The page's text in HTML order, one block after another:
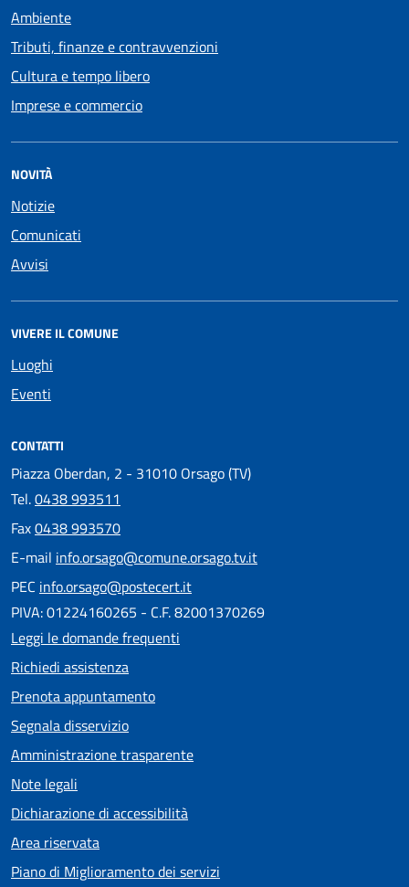
Ambiente
Tributi, finanze e contravvenzioni
Cultura e tempo libero
Imprese e commercio
NOVITÀ
Notizie
Comunicati
Avvisi
VIVERE IL COMUNE
Luoghi
Eventi
CONTATTI
Piazza Oberdan, 2 - 31010 Orsago (TV)
Tel.0438 993511
Fax0438 993570
E-mail info.orsago@comune.orsago.tv.it
PEC info.orsago@postecert.it
PIVA: 01224160265 - C.F. 82001370269
Leggi le domande frequenti
Richiedi assistenza
Prenota appuntamento
Segnala disservizio
Amministrazione trasparente
Note legali
Dichiarazione di accessibilità
Area riservata
Piano di Miglioramento dei servizi